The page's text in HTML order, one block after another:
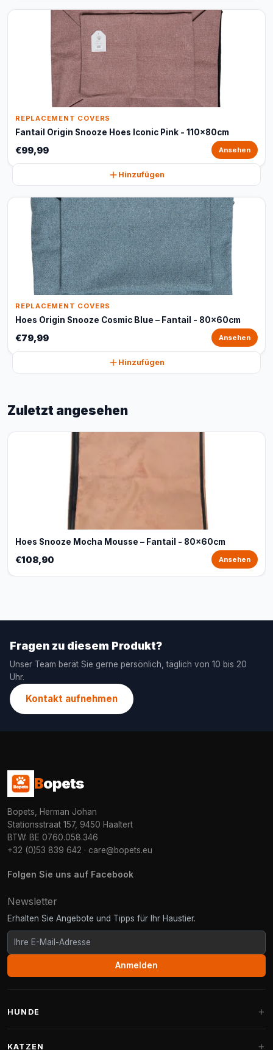
REPLACEMENT COVERS
Fantail Origin Snooze Hoes Iconic Pink - 110x80cm
€99,99 Ansehen
Hinzufügen
REPLACEMENT COVERS
Hoes Origin Snooze Cosmic Blue – Fantail - 80x60cm
€79,99 Ansehen
Hinzufügen
Zuletzt angesehen
Hoes Snooze Mocha Mousse – Fantail - 80x60cm
€108,90 Ansehen
Fragen zu diesem Produkt?
Unser Team berät Sie gerne persönlich, täglich von 10 bis 20
Uhr.
Kontakt aufnehmen
Bopets
Bopets, Herman Johan
Stationsstraat 157, 9450 Haaltert
BTW: BE 0760.058.346
+32 (0)53 839 642 · care@bopets.eu
Folgen Sie uns auf Facebook
Newsletter
Erhalten Sie Angebote und Tipps für Ihr Haustier.
Anmelden
HUNDE
KATZEN